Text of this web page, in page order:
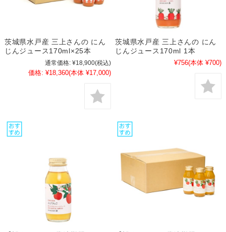
茨城県水戸産 三上さんの にん
じんジュース170ml×25本
通常価格: ¥18,900(税込)
価格: ¥18,360(本体 ¥17,000)
茨城県水戸産 三上さんの にん
じんジュース170ml 1本
¥756(本体 ¥700)